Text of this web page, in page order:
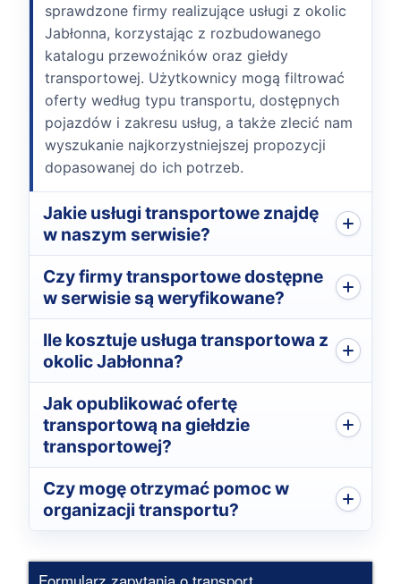
sprawdzone firmy realizujące usługi z okolic
Jabłonna, korzystając z rozbudowanego
katalogu przewoźników oraz giełdy
transportowej. Użytkownicy mogą filtrować
oferty według typu transportu, dostępnych
pojazdów i zakresu usług, a także zlecić nam
wyszukanie najkorzystniejszej propozycji
dopasowanej do ich potrzeb.
Jakie usługi transportowe znajdę
w naszym serwisie?
Czy firmy transportowe dostępne
w serwisie są weryfikowane?
Ile kosztuje usługa transportowa z
okolic Jabłonna?
Jak opublikować ofertę
transportową na giełdzie
transportowej?
Czy mogę otrzymać pomoc w
organizacji transportu?